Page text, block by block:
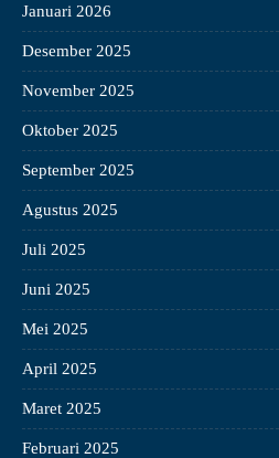
Januari 2026
Desember 2025
November 2025
Oktober 2025
September 2025
Agustus 2025
Juli 2025
Juni 2025
Mei 2025
April 2025
Maret 2025
Februari 2025